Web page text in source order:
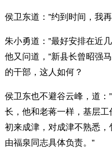
侯卫东道：”约到时间，我
朱小勇道：”最好安排在近
他又问道，”新县长曾昭强
的干部，这人如何？
侯卫东也不避谷云峰，道：
长，他和老蒋一样，基层
初来成津，对成津不熟悉
由福泉同志具体负责。”